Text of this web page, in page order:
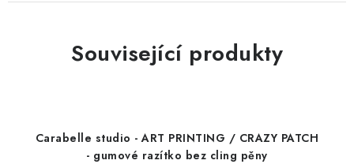
Související produkty
Carabelle studio - ART PRINTING / CRAZY PATCH
- gumové razítko bez cling pěny